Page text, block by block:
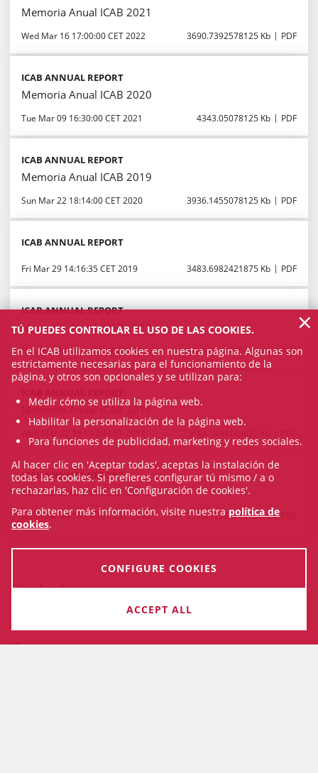
Memoria Anual ICAB 2021
Wed Mar 16 17:00:00 CET 2022 3690.7392578125 Kb PDF
ICAB ANNUAL REPORT
Memoria Anual ICAB 2020
Tue Mar 09 16:30:00 CET 2021 4343.05078125 Kb PDF
ICAB ANNUAL REPORT
Memoria Anual ICAB 2019
Sun Mar 22 18:14:00 CET 2020 3936.1455078125 Kb PDF
ICAB ANNUAL REPORT
Fri Mar 29 14:16:35 CET 2019 3483.6982421875 Kb PDF
ICAB ANNUAL REPORT
Memoria Anual ICAB 2017
Thu Mar 22 18:14:00 CET 2018 5840.2197265625 Kb PDF
Memoria Anual ICAB 2016
ICAB ANNUAL REPORT
Memoria Anual ICAB 2015
Wed Mar 30 18:14:00 CEST 2016 7175.7138671875 Kb
Contact
Mallorca, 283
TÚ PUEDES CONTROLAR EL USO DE LAS COOKIES.
En el ICAB utilizamos cookies en nuestra página. Algunas son
estrictamente necesarias para el funcionamiento de la
página, y otros son opcionales y se utilizan para:
Medir cómo se utiliza la página web.
Habilitar la personalización de la página web.
Para funciones de publicidad, marketing y redes sociales.
Al hacer clic en 'Aceptar todas', aceptas la instalación de
todas las cookies. Si prefieres configurar tú mismo / a o
rechazarlas, haz clic en 'Configuración de cookies'.
Para obtener más información, visite nuestra política de
cookies.
CONFIGURE COOKIES
ACCEPT ALL
×